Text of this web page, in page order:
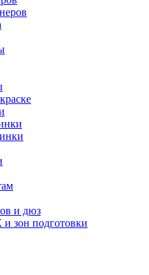
и дюз
зон подготовки